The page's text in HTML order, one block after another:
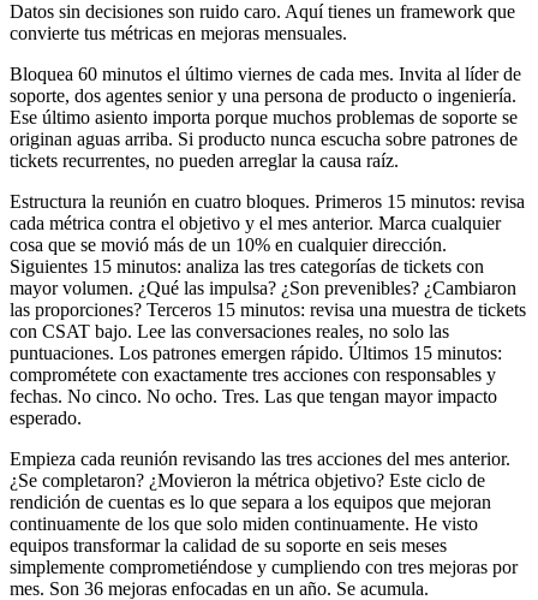
Datos sin decisiones son ruido caro. Aquí tienes un framework que
convierte tus métricas en mejoras mensuales.
Bloquea 60 minutos el último viernes de cada mes. Invita al líder de
soporte, dos agentes senior y una persona de producto o ingeniería.
Ese último asiento importa porque muchos problemas de soporte se
originan aguas arriba. Si producto nunca escucha sobre patrones de
tickets recurrentes, no pueden arreglar la causa raíz.
Estructura la reunión en cuatro bloques. Primeros 15 minutos: revisa
cada métrica contra el objetivo y el mes anterior. Marca cualquier
cosa que se movió más de un 10% en cualquier dirección.
Siguientes 15 minutos: analiza las tres categorías de tickets con
mayor volumen. ¿Qué las impulsa? ¿Son prevenibles? ¿Cambiaron
las proporciones? Terceros 15 minutos: revisa una muestra de tickets
con CSAT bajo. Lee las conversaciones reales, no solo las
puntuaciones. Los patrones emergen rápido. Últimos 15 minutos:
comprométete con exactamente tres acciones con responsables y
fechas. No cinco. No ocho. Tres. Las que tengan mayor impacto
esperado.
Empieza cada reunión revisando las tres acciones del mes anterior.
¿Se completaron? ¿Movieron la métrica objetivo? Este ciclo de
rendición de cuentas es lo que separa a los equipos que mejoran
continuamente de los que solo miden continuamente. He visto
equipos transformar la calidad de su soporte en seis meses
simplemente comprometiéndose y cumpliendo con tres mejoras por
mes. Son 36 mejoras enfocadas en un año. Se acumula.